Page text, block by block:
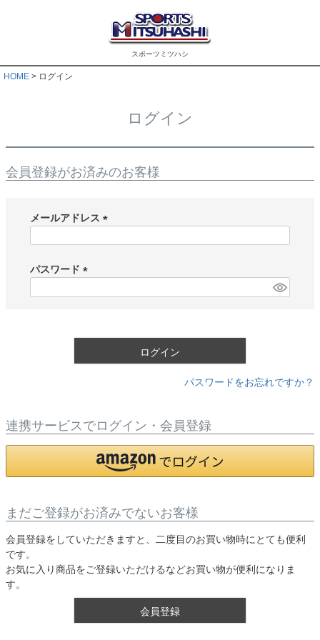
スポーツミツハシ
HOME ログイン
ログイン
会員登録がお済みのお客様
メールアドレス
)
パスワード
ログイン
パスワードをお忘れですか？
連携サービスでログイン・会員登録
まだご登録がお済みでないお客様
会員登録をしていただきますと、二度目のお買い物時にとても便利
です。
お気に入り商品をご登録いただけるなどお買い物が便利になりま
す。
会員登録